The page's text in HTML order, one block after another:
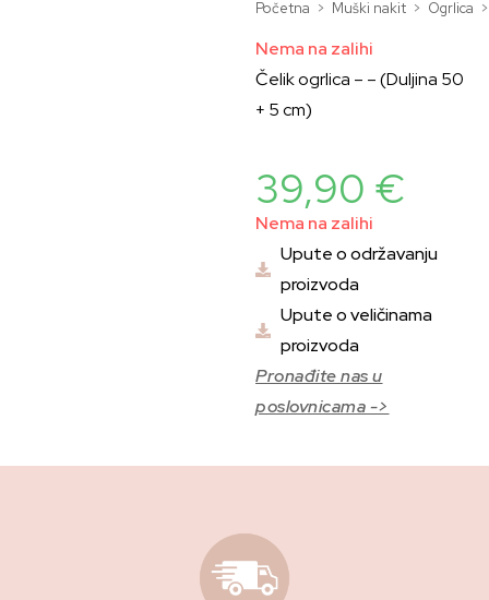
Početna > Muški nakit > Ogrlica >
Nema na zalihi
Čelik ogrlica – – (Duljina 50
+ 5 cm)
39,90 €
Nema na zalihi
Upute o održavanju
proizvoda
Upute o veličinama
proizvoda
Pronađite nas u
poslovnicama ->